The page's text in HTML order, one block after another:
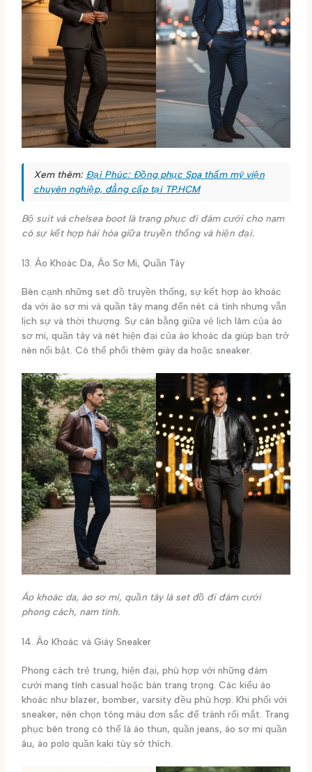
Xem thêm: Đại Phúc: Đồng phục Spa thẩm mỹ viện
chuyên nghiệp, đẳng cấp tại TP.HCM
Bộ suit và chelsea boot là trang phục đi đám cưới cho nam
có sự kết hợp hài hòa giữa truyền thống và hiện đại.
13. Áo Khoác Da, Áo Sơ Mi, Quần Tây
Bên cạnh những set đồ truyền thống, sự kết hợp áo khoác
da với áo sơ mi và quần tây mang đến nét cá tính nhưng vẫn
lịch sự và thời thượng. Sự cân bằng giữa vẻ lịch lãm của áo
sơ mi, quần tây và nét hiện đại của áo khoác da giúp bạn trở
nên nổi bật. Có thể phối thêm giày da hoặc sneaker.
Áo khoác da, áo sơ mi, quần tây là set đồ đi đám cưới
phong cách, nam tính.
14. Áo Khoác và Giày Sneaker
Phong cách trẻ trung, hiện đại, phù hợp với những đám
cưới mang tính casual hoặc bán trang trọng. Các kiểu áo
khoác như blazer, bomber, varsity đều phù hợp. Khi phối với
sneaker, nên chọn tông màu đơn sắc để tránh rối mắt. Trang
phục bên trong có thể là áo thun, quần jeans, áo sơ mi quần
âu, áo polo quần kaki tùy sở thích.